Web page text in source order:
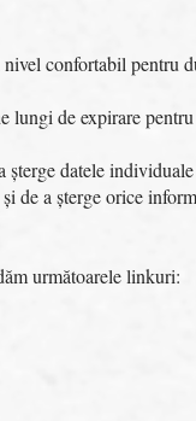
confortabil pentru
lungi de expirare
datele
de a șterge orice
următoarele linkuri: